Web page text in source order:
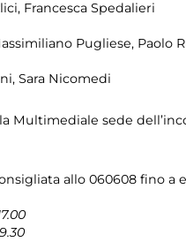
Francesca Spedalieri
Pugliese, Paolo
Sara Nicomedi
Multimediale sede
allo 060608 fino